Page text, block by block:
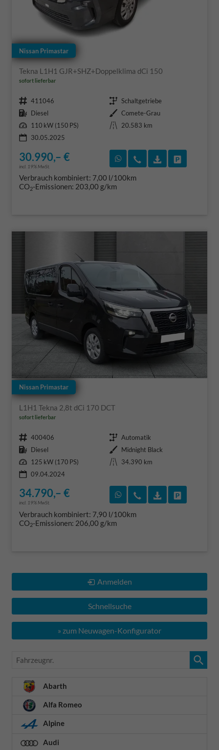
Nissan Primastar
Tekna L1H1 GJR+SHZ+Doppelklima dCi 150
sofort lieferbar
Fahrzeugnr. 411046 Getriebe Schaltgetriebe
Kraftstoff Diesel Außenfarbe Comete-Grau
Leistung 110 kW (150 PS) Kilometerstand
20.583 km
30.05.2025
30.990,– €
incl. 19% MwSt.
Rückruf vereinbaren
Wir rufen Sie an
Verbrauch kombiniert: 7,00 l/100km
CO2-Emissionen: 203,00 g/km
Nissan Primastar
L1H1 Tekna 2,8t dCi 170 DCT
sofort lieferbar
Fahrzeugnr. 400406 Getriebe Automatik
Kraftstoff Diesel Außenfarbe Midnight Black
Leistung 125 kW (170 PS) Kilometerstand
34.390 km
09.04.2024
34.790,– €
incl. 19% MwSt.
Rückruf vereinbaren
Wir rufen Sie an
Verbrauch kombiniert: 7,90 l/100km
CO2-Emissionen: 206,00 g/km
Anmelden
Schnellsuche
» zum Neuwagen-Konfigurator
Fahrzeugnr.
Abarth
Alfa Romeo
Alpine
Audi